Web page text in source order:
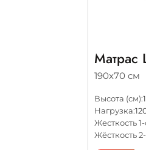
Матрас
190х70 см
Высота (см):
Нагрузка:
Жесткость
Жёсткость